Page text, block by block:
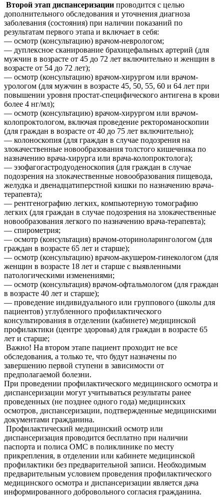
Второй этап диспансеризации проводится с целью
дополнительного обследования и уточнения диагноза
заболевания (состояния) при наличии показаний по
результатам первого этапа и включает в себя:
— осмотр (консультацию) врачом-неврологом;
— дуплексное сканирование брахицефальных артерий (для
мужчин в возрасте от 45 до 72 лет включительно и женщин в
возрасте от 54 до 72 лет);
— осмотр (консультацию) врачом-хирургом или врачом-
урологом (для мужчин в возрасте 45, 50, 55, 60 и 64 лет при
повышении уровня простат-специфического антигена в крови
более 4 нг/мл);
— осмотр (консультацию) врачом-хирургом или врачом-
колопроктологом, включая проведение ректороманоскопии
(для граждан в возрасте от 40 до 75 лет включительно);
— колоноскопия (для граждан в случае подозрения на
злокачественные новообразования толстого кишечника по
назначению врача-хирурга или врача-колопроктолога);
— эзофагогастродуоденоскопия (для граждан в случае
подозрения на злокачественные новообразования пищевода,
желудка и двенадцатиперстной кишки по назначению врача-
терапевта);
— рентгенографию легких, компьютерную томографию
легких (для граждан в случае подозрения на злокачественные
новообразования легкого по назначению врача-терапевта);
— спирометрия;
— осмотр (консультация) врачом-оториноларингологом (для
граждан в возрасте 65 лет и старше);
— осмотр (консультацию) врачом-акушером-гинекологом (для
женщин в возрасте 18 лет и старше с выявленными
патологическими изменениями;
— осмотр (консультация) врачом-офтальмологом (для граждан
в возрасте 40 лет и старше);
— проведение индивидуального или группового (школы для
пациентов) углубленного профилактического
консультирования в отделении (кабинете) медицинской
профилактики (центре здоровья) для граждан в возрасте 65
лет и старше;
Важно! На втором этапе пациент проходит не все
обследования, а только те, что будут назначены по
завершению первой ступени в зависимости от
предполагаемой болезни.
При проведении профилактического медицинского осмотра и
диспансеризации могут учитываться результаты ранее
проведенных (не позднее одного года) медицинских
осмотров, диспансеризации, подтвержденные медицинскими
документами гражданина.
Профилактический медицинский осмотр или
диспансеризация проводится бесплатно при наличии
паспорта и полиса ОМС в поликлинике по месту
прикрепления, в отделении или кабинете медицинской
профилактики без предварительной записи. Необходимым
предварительным условием проведения профилактического
медицинского осмотра и диспансеризации является дача
информированного добровольного согласия гражданина.